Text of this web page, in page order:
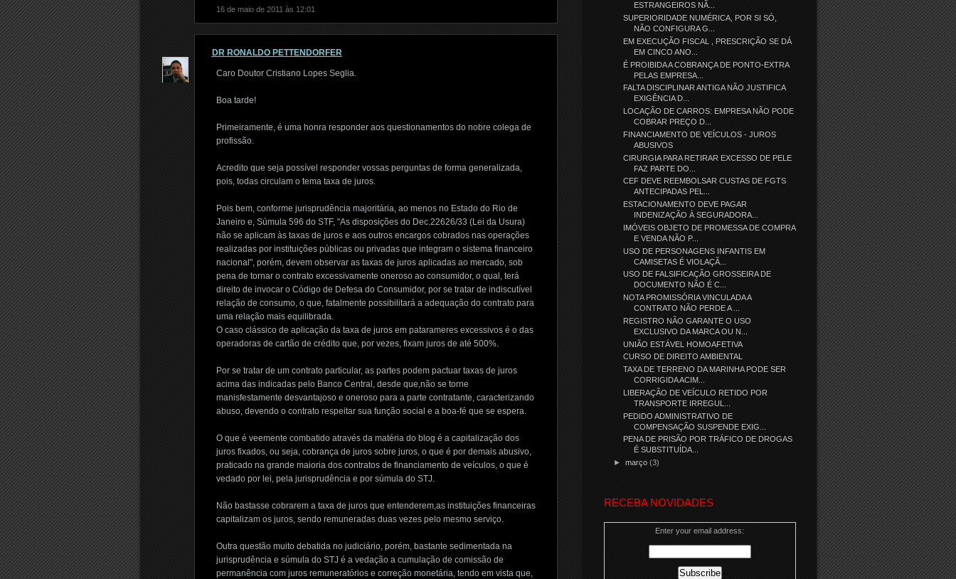
16 de maio de 2011 às 12:01
DR RONALDO PETTENDORFER
Caro Doutor Cristiano Lopes Seglia.
Boa tarde!
Primeiramente, é uma honra responder aos questionamentos do nobre colega de
profissão.
Acredito que seja possível responder vossas perguntas de forma generalizada,
pois, todas circulam o tema taxa de juros.
Pois bem, conforme jurisprudência majoritária, ao menos no Estado do Rio de
Janeiro e, Súmula 596 do STF, "As disposições do Dec.22626/33 (Lei da Usura)
não se aplicam às taxas de juros e aos outros encargos cobrados nas operações
realizadas por instituições públicas ou privadas que integram o sistema financeiro
nacional", porém, devem observar as taxas de juros aplicadas ao mercado, sob
pena de tornar o contrato excessivamente oneroso ao consumidor, o qual, terá
direito de invocar o Código de Defesa do Consumidor, por se tratar de indiscutível
relação de consumo, o que, fatalmente possibilitará a adequação do contrato para
uma relação mais equilibrada.
O caso clássico de aplicação da taxa de juros em patarameres excessivos é o das
operadoras de cartão de crédito que, por vezes, fixam juros de até 500%.
Por se tratar de um contrato particular, as partes podem pactuar taxas de juros
acima das indicadas pelo Banco Central, desde que,não se torne
manisfestamente desvantajoso e oneroso para a parte contratante, caracterizando
abuso, devendo o contrato respeitar sua função social e a boa-fé que se espera.
O que é veemente combatido através da matéria do blog é a capitalização dos
juros fixados, ou seja, cobrança de juros sobre juros, o que é por demais abusivo,
praticado na grande maioria dos contratos de financiamento de veículos, o que é
vedado por lei, pela jurisprudência e por súmula do STJ.
Não bastasse cobrarem a taxa de juros que entenderem,as instituições financeiras
capitalizam os juros, sendo remuneradas duas vezes pelo mesmo serviço.
Outra questão muito debatida no judiciário, porém, bastante sedimentada na
jurisprudência e súmula do STJ é a vedação a cumulação de comissão de
permanência com juros remuneratórios e correção monetária, tendo em vista que,
ESTRANGEIROS NÃ...
SUPERIORIDADE NUMÉRICA, POR SI SÓ,
NÃO CONFIGURA G...
EM EXECUÇÃO FISCAL , PRESCRIÇÃO SE DÁ
EM CINCO ANO...
É PROIBIDA A COBRANÇA DE PONTO-EXTRA
PELAS EMPRESA...
FALTA DISCIPLINAR ANTIGA NÃO JUSTIFICA
EXIGÊNCIA D...
LOCAÇÃO DE CARROS: EMPRESA NÃO PODE
COBRAR PREÇO D...
FINANCIAMENTO DE VEÍCULOS - JUROS
ABUSIVOS
CIRURGIA PARA RETIRAR EXCESSO DE PELE
FAZ PARTE DO...
CEF DEVE REEMBOLSAR CUSTAS DE FGTS
ANTECIPADAS PEL...
ESTACIONAMENTO DEVE PAGAR
INDENIZAÇÃO À SEGURADORA...
IMÓVEIS OBJETO DE PROMESSA DE COMPRA
E VENDA NÃO P...
USO DE PERSONAGENS INFANTIS EM
CAMISETAS É VIOLAÇÃ...
USO DE FALSIFICAÇÃO GROSSEIRA DE
DOCUMENTO NÃO É C...
NOTA PROMISSÓRIA VINCULADA A
CONTRATO NÃO PERDE A ...
REGISTRO NÃO GARANTE O USO
EXCLUSIVO DA MARCA OU N...
UNIÃO ESTÁVEL HOMOAFETIVA
CURSO DE DIREITO AMBIENTAL
TAXA DE TERRENO DA MARINHA PODE SER
CORRIGIDA ACIM...
LIBERAÇÃO DE VEÍCULO RETIDO POR
TRANSPORTE IRREGUL...
PEDIDO ADMINISTRATIVO DE
COMPENSAÇÃO SUSPENDE EXIG...
PENA DE PRISÃO POR TRÁFICO DE DROGAS
É SUBSTITUÍDA...
► março (3)
RECEBA NOVIDADES
Enter your email address: